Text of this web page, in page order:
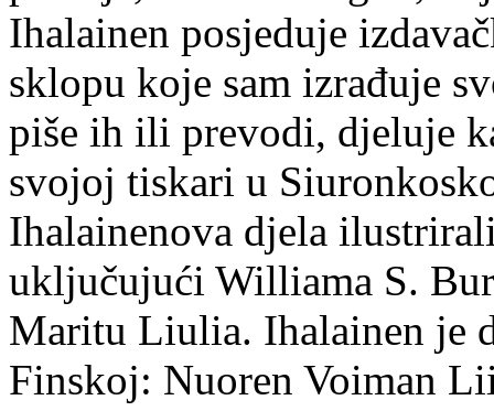
Ihalainen posjeduje
sklopu koje sam izrađuje
piše ih ili prevodi, djeluje
svojoj tiskari u
Ihalainenova djela
uključujući Williama S.
Maritu Liulia. Ihalainen je
Finskoj: Nuoren Voiman